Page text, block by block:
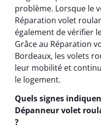
problème. Lorsque le
Réparation volet
également de vérifier
Grâce au Réparation
Bordeaux, les volets
leur mobilité et
le logement.
Quels signes
Dépanneur volet
?